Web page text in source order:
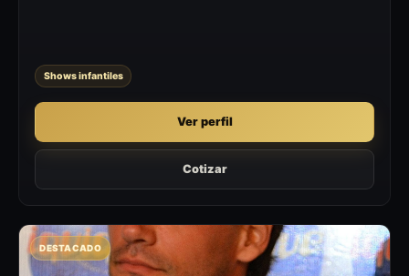
Shows infantiles
Ver perfil
Cotizar
DESTACADO